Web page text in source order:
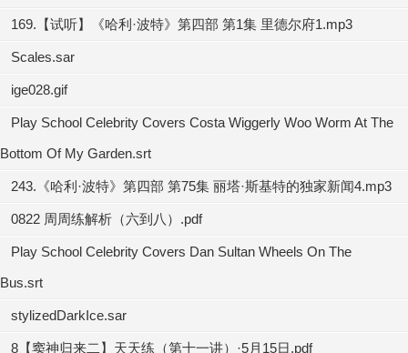
169.【试听】《哈利·波特》第四部 第1集 里德尔府1.mp3
Scales.sar
ige028.gif
Play School Celebrity Covers Costa Wiggerly Woo Worm At The
Bottom Of My Garden.srt
243.《哈利·波特》第四部 第75集 丽塔·斯基特的独家新闻4.mp3
0822 周周练解析（六到八）.pdf
Play School Celebrity Covers Dan Sultan Wheels On The
Bus.srt
stylizedDarkIce.sar
8【窦神归来二】天天练（第十一讲）·5月15日.pdf